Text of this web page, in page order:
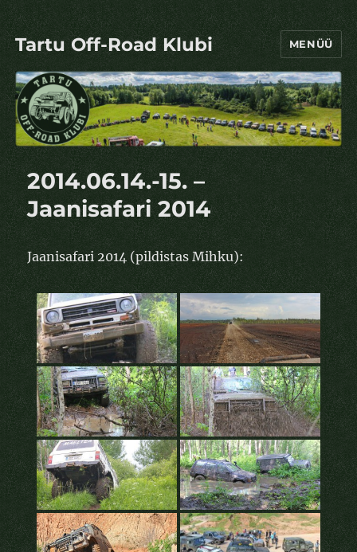
Tartu Off-Road Klubi MENÜÜ
2014.06.14.-15. –
Jaanisafari 2014
Jaanisafari 2014 (pildistas Mihku):